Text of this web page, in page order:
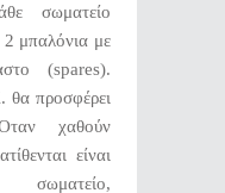
σωματείο
2 μπαλόνια με
(spares).
θα προσφέρει
χαθούν
είναι
σωματείο,